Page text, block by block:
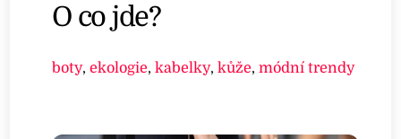
O co jde?
boty,ekologie,kabelky,kůže,módní trendy